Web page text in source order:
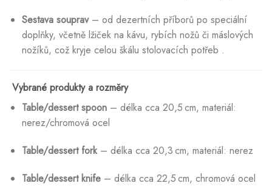
Sestava souprav– od dezertních příborů po speciální
doplňky, včetně lžiček na kávu, rybích nožů či máslových
nožíků, což kryje celou škálu stolovacích potřeb .
Vybrané produkty a rozměry
Table/dessert spoon– délka cca 20,5 cm, materiál:
nerez/chromová ocel
Table/dessert fork– délka cca 20,3 cm, materiál: nerez
Table/dessert knife– délka cca 22,5 cm, chromová ocel